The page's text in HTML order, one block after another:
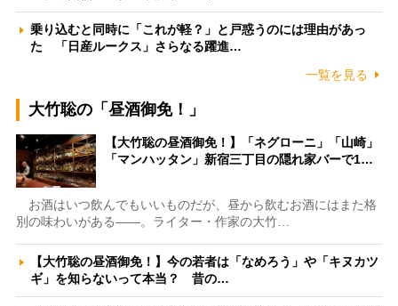
乗り込むと同時に「これが軽？」と戸惑うのには理由があっ
た 「日産ルークス」さらなる躍進…
一覧を見る
大竹聡の「昼酒御免！」
【大竹聡の昼酒御免！】「ネグローニ」「山崎」
「マンハッタン」新宿三丁目の隠れ家バーで1…
お酒はいつ飲んでもいいものだが、昼から飲むお酒にはまた格
別の味わいがある――。ライター・作家の大竹…
【大竹聡の昼酒御免！】今の若者は「なめろう」や「キヌカツ
ギ」を知らないって本当？ 昔の…